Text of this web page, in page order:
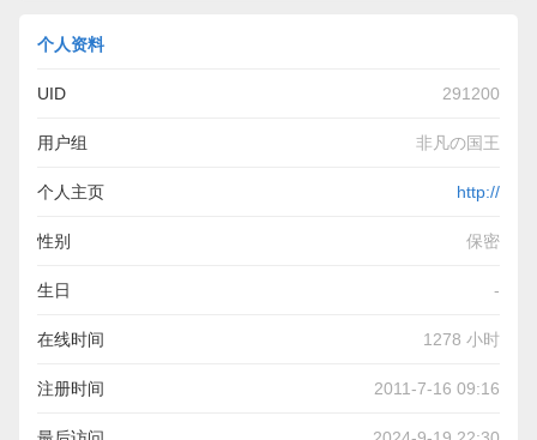
个人资料
UID 291200
用户组 非凡の国王
个人主页 http://
性别 保密
生日 -
在线时间 1278 小时
注册时间 2011-7-16 09:16